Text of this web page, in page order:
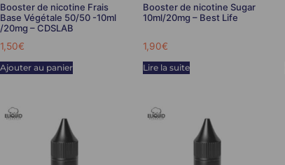
Booster de nicotine Frais
Base Végétale 50/50 -10ml
/20mg – CDSLAB
1,50€
Ajouter au panier
Booster de nicotine Sugar
10ml/20mg – Best Life
1,90€
Lire la suite